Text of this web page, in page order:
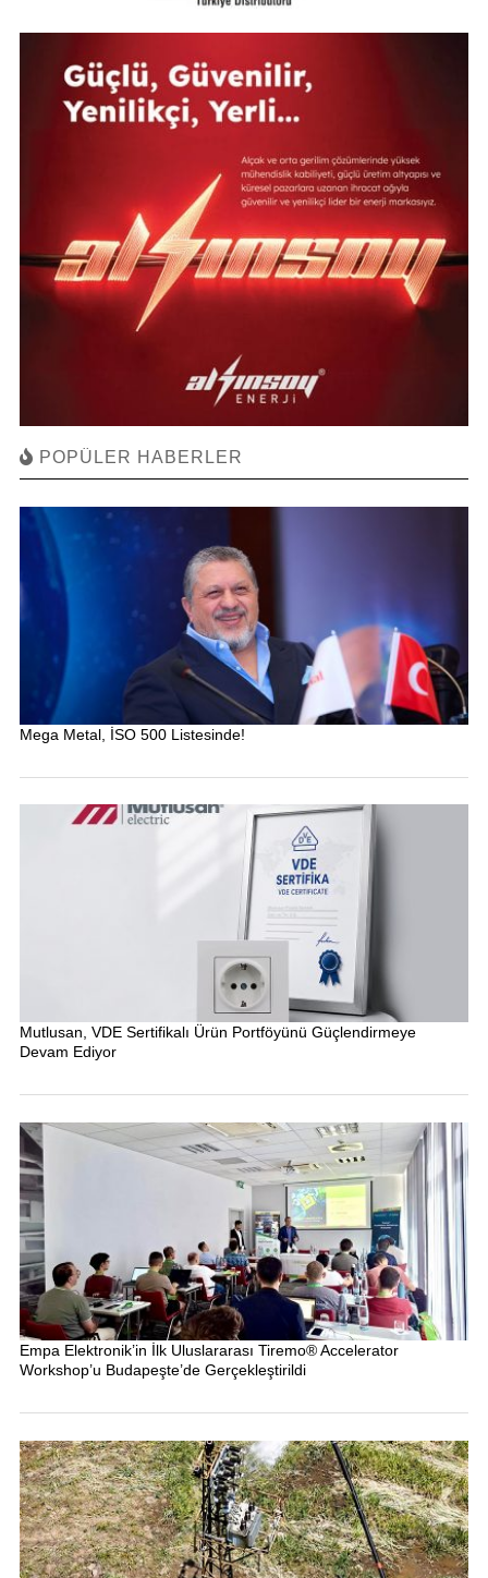
POPÜLER HABERLER
Mega Metal, İSO 500 Listesinde!
Mutlusan, VDE Sertifikalı Ürün Portföyünü Güçlendirmeye
Devam Ediyor
Empa Elektronik’in İlk Uluslararası Tiremo® Accelerator
Workshop’u Budapeşte’de Gerçekleştirildi